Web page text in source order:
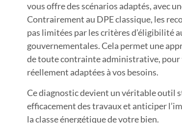
vous offre des scénarios adaptés, avec
Contrairement au DPE classique, les
pas limitées par les critères d’éligibilité
gouvernementales. Cela permet une
de toute contrainte administrative,
réellement adaptées à vos besoins.
Ce diagnostic devient un véritable outil
efficacement des travaux et anticiper
la classe énergétique de votre bien.